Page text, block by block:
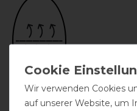
Wir verwenden Cookies
auf unserer Website, um